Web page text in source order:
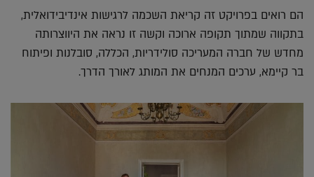
הם רואים בפרויקט זה קריאת השכמה לרגישות אינדיבידואלית,
בתקווה שמתוך תקופה ארוכה וקשה זו נראה את היווצרותה
מחדש של חברה המעריכה סולידריות, הכללה, סובלנות ופיתוח
בר קיימא, ערכים המנחים את המותג לאורך הדרך.